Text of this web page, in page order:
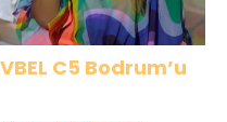
C5 Bodrum’u